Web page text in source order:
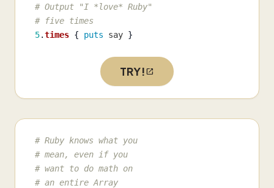
# Output "I *love* Ruby"
# five times
5.times { puts say }
TRY!
# Ruby knows what you
# mean, even if you
# want to do math on
# an entire Array